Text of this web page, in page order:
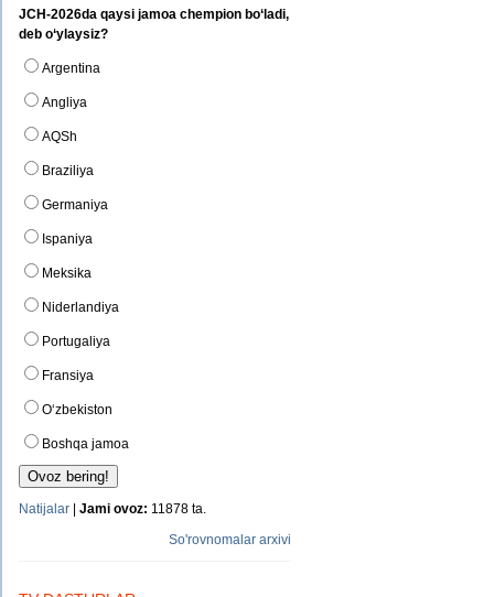
JCH-2026da qaysi jamoa chempion bo‘ladi,
deb o‘ylaysiz?
Argentina
Angliya
AQSh
Braziliya
Germaniya
Ispaniya
Meksika
Niderlandiya
Portugaliya
Fransiya
O‘zbekiston
Boshqa jamoa
Natijalar | Jami ovoz: 11878 ta.
So'rovnomalar arxivi